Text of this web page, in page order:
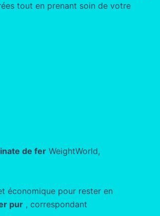
tout en prenant soin de votre
de fer WeightWorld,
économique pour rester en
pur , correspondant